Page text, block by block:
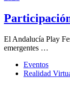
El Andalucía Play
emergentes …
Eventos
Realidad